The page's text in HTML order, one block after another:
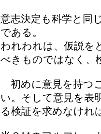
意志決定も科学と同
である。
われわれは、仮説を
べきものではなく、
初めに意見を持つ
い。そして意見を表
る検証を求めなけれ